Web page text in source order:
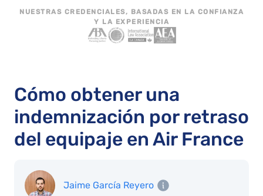
NUESTRAS CREDENCIALES, BASADAS EN LA CONFIANZA
Y LA EXPERIENCIA
Cómo obtener una
indemnización por retraso
del equipaje en Air France
Jaime García Reyero